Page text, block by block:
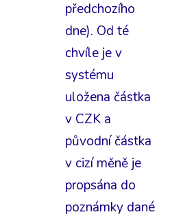
předchozího
dne). Od té
chvíle je v
systému
uložena částka
v CZK a
původní částka
v cizí měně je
propsána do
poznámky dané